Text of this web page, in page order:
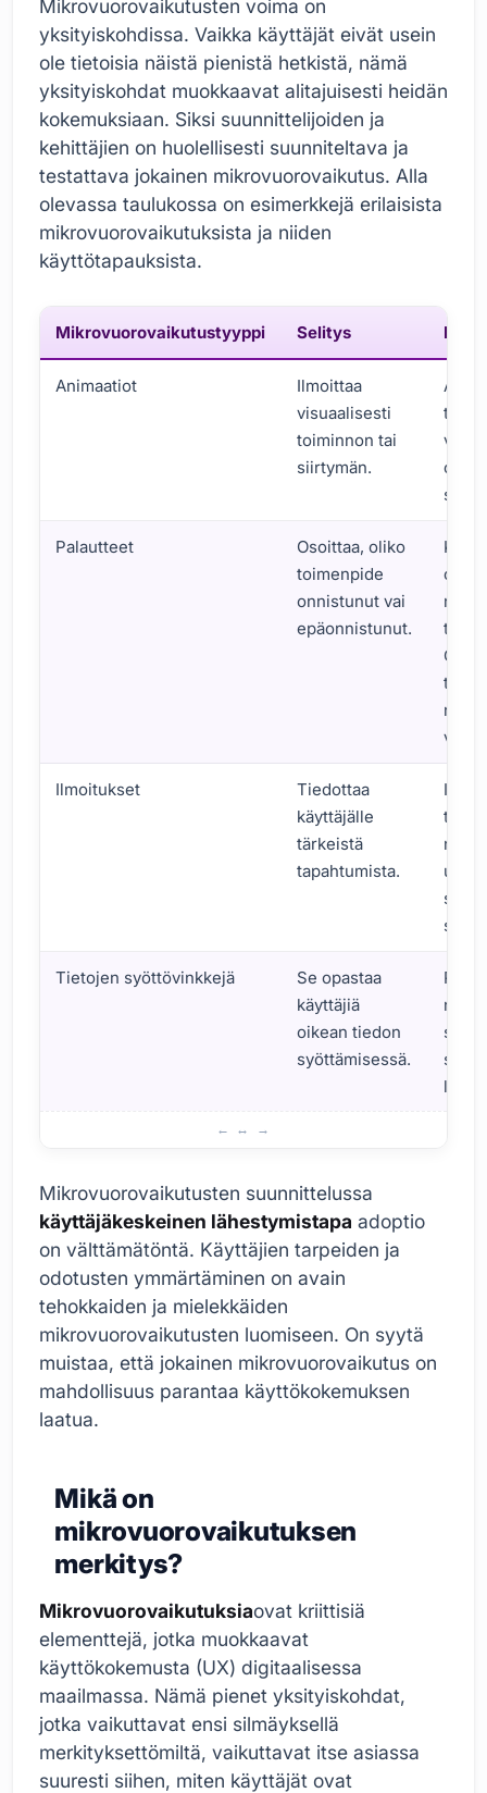
Mikrovuorovaikutusten voima on
yksityiskohdissa. Vaikka käyttäjät eivät usein
ole tietoisia näistä pienistä hetkistä, nämä
yksityiskohdat muokkaavat alitajuisesti heidän
kokemuksiaan. Siksi suunnittelijoiden ja
kehittäjien on huolellisesti suunniteltava ja
testattava jokainen mikrovuorovaikutus. Alla
olevassa taulukossa on esimerkkejä erilaisista
mikrovuorovaikutuksista ja niiden
käyttötapauksista.
Mikrovuorovaikutustyyppi Selitys
Animaatiot
Ilmoittaa
visuaalisesti
toiminnon tai
siirtymän.
tulee
on
Palautteet
Osoittaa, oliko
toimenpide
onnistunut vai
epäonnistunut.
Kun
on
tulee
tulee
Ilmoitukset
Tiedottaa
käyttäjälle
tärkeistä
tapahtumista.
tulee
uusi
Tietojen syöttövinkkejä
Se opastaa
käyttäjiä
oikean tiedon
syöttämisessä.
Mikrovuorovaikutusten suunnittelussa
käyttäjäkeskeinen lähestymistapa adoptio
on välttämätöntä. Käyttäjien tarpeiden ja
odotusten ymmärtäminen on avain
tehokkaiden ja mielekkäiden
mikrovuorovaikutusten luomiseen. On syytä
muistaa, että jokainen mikrovuorovaikutus on
mahdollisuus parantaa käyttökokemuksen
laatua.
Mikä on
mikrovuorovaikutuksen
merkitys?
Mikrovuorovaikutuksiaovat kriittisiä
elementtejä, jotka muokkaavat
käyttökokemusta (UX) digitaalisessa
maailmassa. Nämä pienet yksityiskohdat,
jotka vaikuttavat ensi silmäyksellä
merkityksettömiltä, vaikuttavat itse asiassa
suuresti siihen, miten käyttäjät ovat